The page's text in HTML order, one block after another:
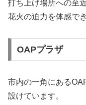
打ち上げ場所への至
花火の迫力を体感で
OAPプラザ
市内の一角にある
設けています。